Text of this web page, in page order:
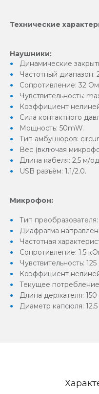
Технические
Наушники:
Динамические
Частотный диапазон:
Сопротивление: 32
Чувствительность:
Коэффициент
Сила контактного
Мощность: 50mW.
Тип амбушюров:
Вес (включая
Длина кабеля: 2,5 м/
USB разъём: 1.1/2.0.
Микрофон:
Тип
Диафрагма
Частотная
Сопротивление: 1.5
Чувствительность:
Коэффициент
Текущее
Длина держателя: 150
Диаметр капсюля: